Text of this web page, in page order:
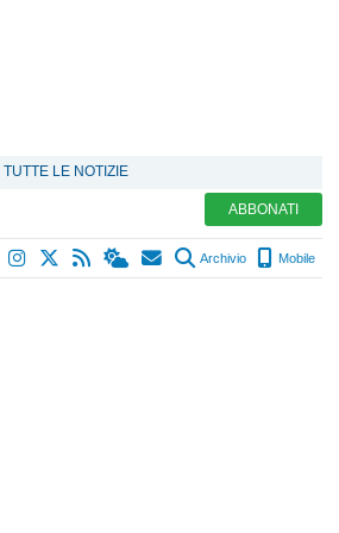
TUTTE LE NOTIZIE
ABBONATI
Archivio Mobile